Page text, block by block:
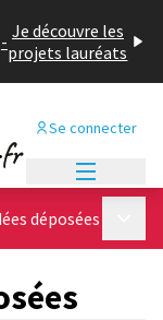
- Je découvre les
projets lauréats
Se connecter
déposées